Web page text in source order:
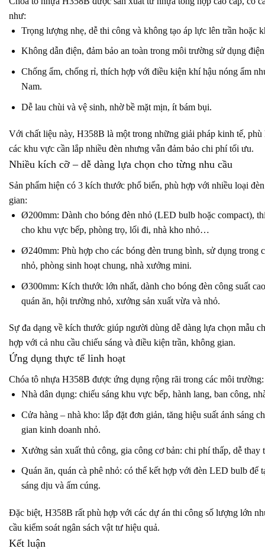
như:
Trọng lượng nhẹ, dễ thi công và không tạo áp lực lên trần hoặc
Không dẫn điện, đảm bảo an toàn trong môi trường sử dụng
Chống ẩm, chống rỉ, thích hợp với điều kiện khí hậu nóng ẩm
Nam.
Dễ lau chùi và vệ sinh, nhờ bề mặt mịn, ít bám bụi.
Với chất liệu này, H358B là một trong những giải pháp kinh tế, phù
các khu vực cần lắp nhiều đèn nhưng vẫn đảm bảo chi phí tối ưu.
Nhiều kích cỡ – dễ dàng lựa chọn cho từng nhu cầu
Sản phẩm hiện có 3 kích thước phổ biến, phù hợp với nhiều loại
gian:
Ø200mm: Dành cho bóng đèn nhỏ (LED bulb hoặc compact),
cho khu vực bếp, phòng trọ, lối đi, nhà kho nhỏ…
Ø240mm: Phù hợp cho các bóng đèn trung bình, sử dụng trong
nhỏ, phòng sinh hoạt chung, nhà xưởng mini.
Ø300mm: Kích thước lớn nhất, dành cho bóng đèn công suất
quán ăn, hội trường nhỏ, xưởng sản xuất vừa và nhỏ.
Sự đa dạng về kích thước giúp người dùng dễ dàng lựa chọn mẫu
hợp với cả nhu cầu chiếu sáng và điều kiện trần, không gian.
Ứng dụng thực tế linh hoạt
Chóa tô nhựa H358B được ứng dụng rộng rãi trong các môi trường:
Nhà dân dụng: chiếu sáng khu vực bếp, hành lang, ban công,
Cửa hàng – nhà kho: lắp đặt đơn giản, tăng hiệu suất ánh sáng
gian kinh doanh nhỏ.
Xưởng sản xuất thủ công, gia công cơ bản: chi phí thấp, dễ thay
Quán ăn, quán cà phê nhỏ: có thể kết hợp với đèn LED bulb để
sáng dịu và ấm cúng.
Đặc biệt, H358B rất phù hợp với các dự án thi công số lượng lớn
cầu kiểm soát ngân sách vật tư hiệu quả.
Kết luận